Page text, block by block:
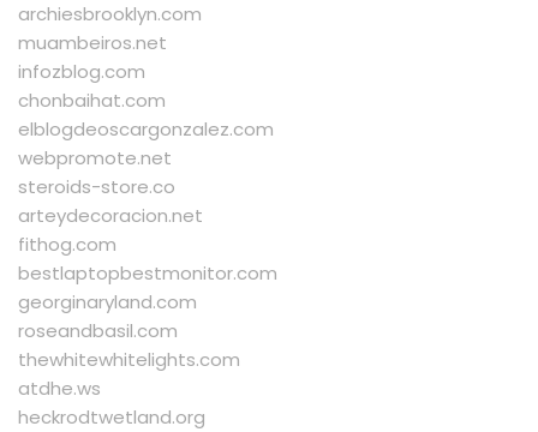
archiesbrooklyn.com
muambeiros.net
infozblog.com
chonbaihat.com
elblogdeoscargonzalez.com
webpromote.net
steroids-store.co
arteydecoracion.net
fithog.com
bestlaptopbestmonitor.com
georginaryland.com
roseandbasil.com
thewhitewhitelights.com
atdhe.ws
heckrodtwetland.org